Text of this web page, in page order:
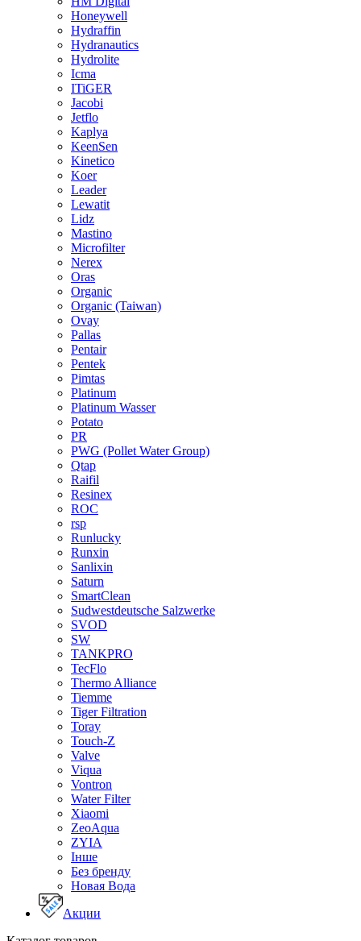
Honeywell
Hydraffin
Hydranautics
Hydrolite
Icma
ITiGER
Jacobi
Jetflo
Kaplya
KeenSen
Kinetico
Koer
Leader
Lewatit
Lidz
Mastino
Microfilter
Nerex
Oras
Organic
Organic (Taiwan)
Ovay
Pallas
Pentair
Pentek
Pimtas
Platinum
Platinum Wasser
Potato
PR
PWG (Pollet Water Group)
Qtap
Raifil
Resinex
ROC
rsp
Runlucky
Runxin
Sanlixin
Saturn
SmartClean
Sudwestdeutsche Salzwerke
SVOD
SW
TANKPRO
TecFlo
Thermo Alliance
Tiemme
Tiger Filtration
Toray
Touch-Z
Valve
Viqua
Vontron
Water Filter
Xiaomi
ZeoAqua
ZYIA
Інше
Без бренду
Новая Вода
Акции